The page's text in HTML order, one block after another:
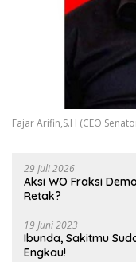
Fajar Arifin,S.H (CEO
29 Juli 2026
Aksi WO Fraksi
Retak?
19 Juni 2023
Ibunda, Sakitmu
Engkau!